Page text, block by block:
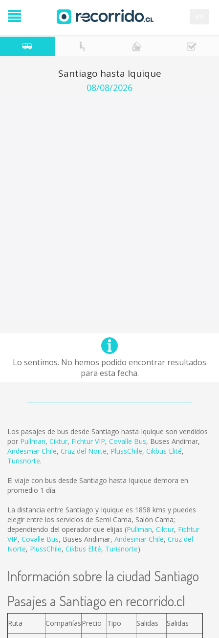
Santiago hasta Iquique
08/08/2026
Lo sentimos. No hemos podido encontrar resultados
para esta fecha.
Los pasajes de bus desde Santiago hasta Iquique son vendidos
por Pullman, Ciktur, Fichtur VIP, Covalle Bus, Buses Andimar,
Andesmar Chile, Cruz del Norte, PlussChile, Cikbus Elité,
Turisnorte.
El viaje con bus desde Santiago hasta Iquique demora en
promedio 1 día.
La distancia entre Santiago y Iquique es 1858 kms y puedes
elegir entre los servicios de Semi Cama, Salón Cama;
dependiendo del operador que elijas (Pullman, Ciktur, Fichtur
VIP, Covalle Bus, Buses Andimar, Andesmar Chile, Cruz del
Norte, PlussChile, Cikbus Elité, Turisnorte).
Información sobre la ciudad Santiago
Pasajes a Santiago en recorrido.cl
Ruta CompañíasPrecio Tipo Salidas Salidas